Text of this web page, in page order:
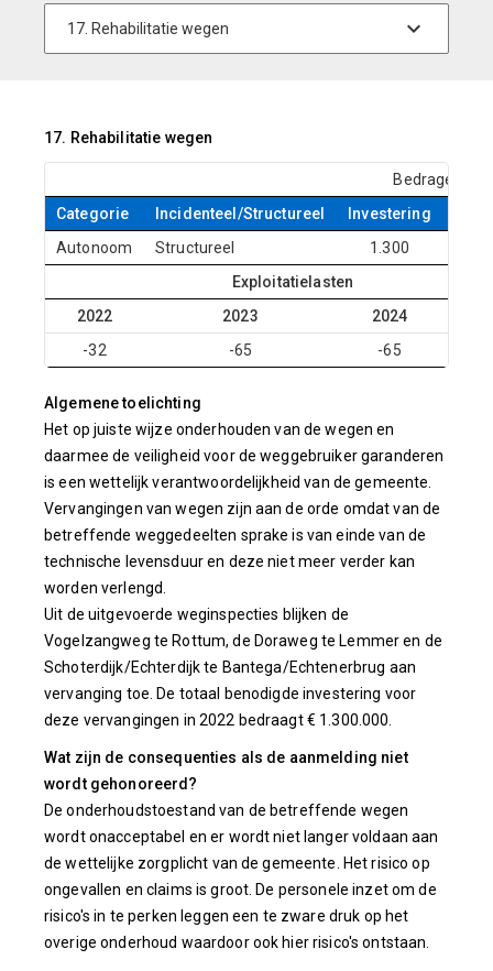
17. Rehabilitatie wegen
Bedragen x €
Categorie
Incidenteel/Structureel Investering
Autonoom
Structureel 1.300
Exploitatielasten
2022
2023 2024
-32
-65 -65
Algemene toelichting
Het op juiste wijze onderhouden van de wegen en
daarmee de veiligheid voor de weggebruiker garanderen
is een wettelijk verantwoordelijkheid van de gemeente.
Vervangingen van wegen zijn aan de orde omdat van de
betreffende weggedeelten sprake is van einde van de
technische levensduur en deze niet meer verder kan
worden verlengd.
Uit de uitgevoerde weginspecties blijken de
Vogelzangweg te Rottum, de Doraweg te Lemmer en de
Schoterdijk/Echterdijk te Bantega/Echtenerbrug aan
vervanging toe. De totaal benodigde investering voor
deze vervangingen in 2022 bedraagt € 1.300.000.
Wat zijn de consequenties als de aanmelding niet
wordt gehonoreerd?
De onderhoudstoestand van de betreffende wegen
wordt onacceptabel en er wordt niet langer voldaan aan
de wettelijke zorgplicht van de gemeente. Het risico op
ongevallen en claims is groot. De personele inzet om de
risico's in te perken leggen een te zware druk op het
overige onderhoud waardoor ook hier risico's ontstaan.